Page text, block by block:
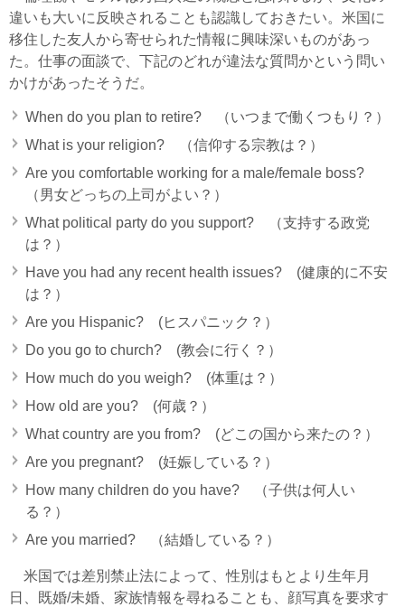
違いも大いに反映されることも認識しておきたい。米国に
移住した友人から寄せられた情報に興味深いものがあっ
た。仕事の面談で、下記のどれが違法な質問かという問い
かけがあったそうだ。
When do you plan to retire? （いつまで働くつもり？）
What is your religion? （信仰する宗教は？）
Are you comfortable working for a male/female boss?
（男女どっちの上司がよい？）
What political party do you support? （支持する政党
は？）
Have you had any recent health issues? (健康的に不安
は？）
Are you Hispanic? (ヒスパニック？）
Do you go to church? (教会に行く？）
How much do you weigh? (体重は？）
How old are you? (何歳？）
What country are you from? (どこの国から来たの？）
Are you pregnant? (妊娠している？）
How many children do you have? （子供は何人い
る？）
Are you married? （結婚している？）
米国では差別禁止法によって、性別はもとより生年月
日、既婚/未婚、家族情報を尋ねることも、顔写真を要求す